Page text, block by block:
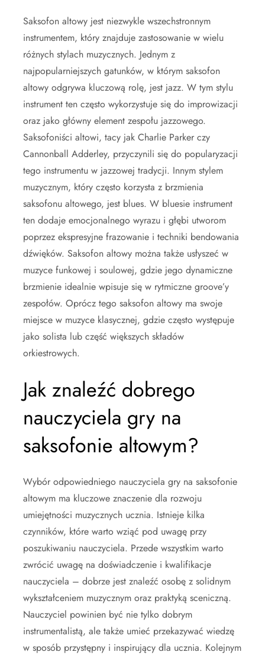
Saksofon altowy jest niezwykle wszechstronnym
instrumentem, który znajduje zastosowanie w wielu
różnych stylach muzycznych. Jednym z
najpopularniejszych gatunków, w którym saksofon
altowy odgrywa kluczową rolę, jest jazz. W tym stylu
instrument ten często wykorzystuje się do improwizacji
oraz jako główny element zespołu jazzowego.
Saksofoniści altowi, tacy jak Charlie Parker czy
Cannonball Adderley, przyczynili się do popularyzacji
tego instrumentu w jazzowej tradycji. Innym stylem
muzycznym, który często korzysta z brzmienia
saksofonu altowego, jest blues. W bluesie instrument
ten dodaje emocjonalnego wyrazu i głębi utworom
poprzez ekspresyjne frazowanie i techniki bendowania
dźwięków. Saksofon altowy można także usłyszeć w
muzyce funkowej i soulowej, gdzie jego dynamiczne
brzmienie idealnie wpisuje się w rytmiczne groove’y
zespołów. Oprócz tego saksofon altowy ma swoje
miejsce w muzyce klasycznej, gdzie często występuje
jako solista lub część większych składów
orkiestrowych.
Jak znaleźć dobrego
nauczyciela gry na
saksofonie altowym?
Wybór odpowiedniego nauczyciela gry na saksofonie
altowym ma kluczowe znaczenie dla rozwoju
umiejętności muzycznych ucznia. Istnieje kilka
czynników, które warto wziąć pod uwagę przy
poszukiwaniu nauczyciela. Przede wszystkim warto
zwrócić uwagę na doświadczenie i kwalifikacje
nauczyciela – dobrze jest znaleźć osobę z solidnym
wykształceniem muzycznym oraz praktyką sceniczną.
Nauczyciel powinien być nie tylko dobrym
instrumentalistą, ale także umieć przekazywać wiedzę
w sposób przystępny i inspirujący dla ucznia. Kolejnym